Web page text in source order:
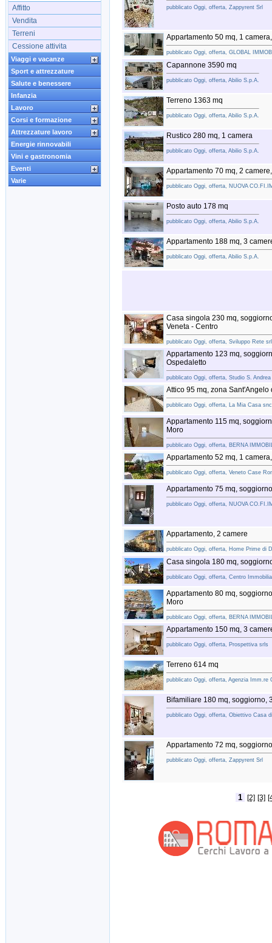
Affitto
Vendita
Terreni
Cessione attivita
Viaggi e vacanze
Sport e attrezzature
Salute e benessere
Infanzia
Lavoro
Corsi e formazione
Attrezzature lavoro
Energie rinnovabili
Vini e gastronomia
Eventi
Varie
pubblicato Oggi, offerta, Zappyrent Srl
Appartamento 50 mq, 1
pubblicato Oggi, offerta, GLOBAL
Capannone 3590 mq
pubblicato Oggi, offerta, Abilio S.p.A.
Terreno 1363 mq
pubblicato Oggi, offerta, Abilio S.p.A.
Rustico 280 mq, 1 camera
pubblicato Oggi, offerta, Abilio S.p.A.
Appartamento 70 mq, 2
pubblicato Oggi, offerta, NUOVA
Posto auto 178 mq
pubblicato Oggi, offerta, Abilio S.p.A.
Appartamento 188 mq, 3
pubblicato Oggi, offerta, Abilio S.p.A.
Casa singola 230 mq,
Veneta - Centro
pubblicato Oggi, offerta, Sviluppo Rete srl
Appartamento 123 mq,
Ospedaletto
pubblicato Oggi, offerta, Studio S. Andrea
Attico 95 mq, zona Sant'Angelo
pubblicato Oggi, offerta, La Mia Casa
Appartamento 115 mq,
Moro
pubblicato Oggi, offerta, BERNA
Appartamento 52 mq, 1
pubblicato Oggi, offerta, Veneto Case
Appartamento 75 mq,
pubblicato Oggi, offerta, NUOVA
Appartamento, 2 camere
pubblicato Oggi, offerta, Home Prime di
Casa singola 180 mq,
pubblicato Oggi, offerta, Centro
Appartamento 80 mq,
Moro
pubblicato Oggi, offerta, BERNA
Appartamento 150 mq, 3
pubblicato Oggi, offerta, Prospettiva srls
Terreno 614 mq
pubblicato Oggi, offerta, Agenzia Imm.re
Bifamiliare 180 mq, soggiorno,
pubblicato Oggi, offerta, Obiettivo Casa
Appartamento 72 mq,
pubblicato Oggi, offerta, Zappyrent Srl
1 [2] [3]